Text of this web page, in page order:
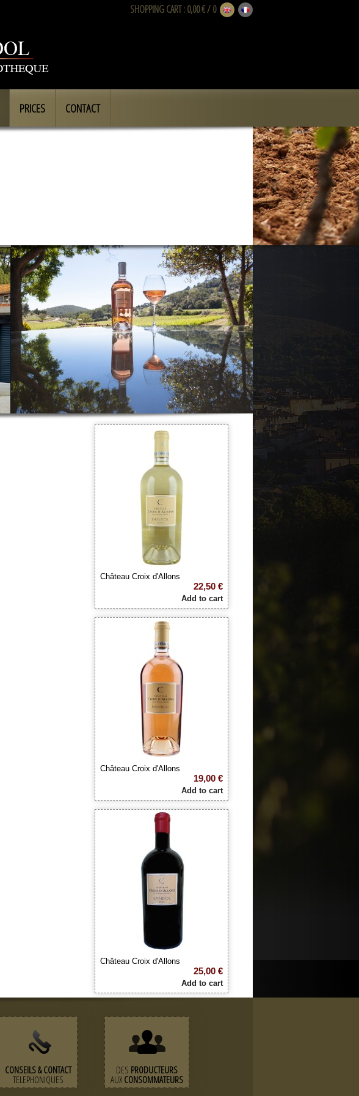
SHOPPING CART: 0,00 € / 0
PRICES CONTACT
Château Croix d'Allons
22,50 €
Add to cart
Château Croix d'Allons
19,00 €
Add to cart
Château Croix d'Allons
25,00 €
Add to cart
CONSEILS & CONTACT
TELEPHONIQUES
DES PRODUCTEURS
AUX CONSOMMATEURS